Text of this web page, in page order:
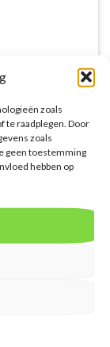
zoals
te raadplegen. Door
zoals
geen toestemming
hebben op
lastminute
kun je
en
Je hebt
te pakken